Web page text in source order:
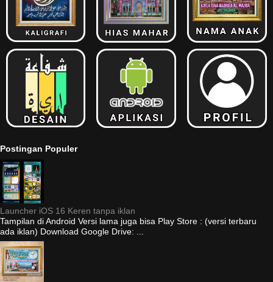
Postingan Populer
Launcher iOS 16 Keren tanpa iklan
Tampilan di Android Versi lama juga bisa Play Store : (versi terbaru
ada iklan) Download Google Drive: ...